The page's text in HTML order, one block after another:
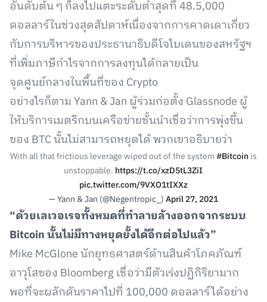
อันดับต้น ๆ ก็ลงไปแตะระดับต่ำสุดที่ 48.5,000
ดอลลาร์ในช่วงสุดสัปดาห์เนื่องจากการคาดเดาเกี่ยว
กับการบริหารของประธานาธิบดีโจไบเดนของสหรัฐฯ
ที่เพิ่มภาษีกำไรจากการลงทุนได้กลายเป็น
จุดศูนย์กลางในพื้นที่ของ Crypto
อย่างไรก็ตาม Yann & Jan ผู้ร่วมก่อตั้ง Glassnode ผู้
ให้บริการเมตริกบนเครือข่ายชั้นนำเชื่อว่าการพุ่งขึ้น
ของ BTC นั้นไม่สามารถหยุดได้ พวกเขาอธิบายว่า
With all that frictious leverage wiped out of the system#Bitcoin is
unstoppable. https://t.co/xzD5tL3ZiI
pic.twitter.com/9VXO1tIXXz
— Yann & Jan (@Negentropic_)April 27, 2021
“ด้วยเลเวอเรจทั้งหมดที่ทำลายล้างออกจากระบบ
Bitcoin นั้นไม่มีทางหยุดยั้งได้อีกต่อไปแล้ว”
Mike McGlone นักยุทธศาสตร์ด้านสินค้าโภคภัณฑ์
อาวุโสของ Bloomberg เชื่อว่ามีตัวเร่งปฏิกิริยามาก
พอที่จะผลักดันราคาไปที่ 100,000 ดอลลาร์ได้อย่าง